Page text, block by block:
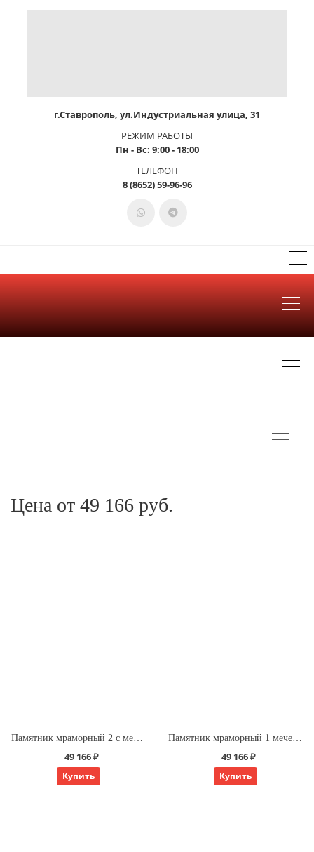
г.Ставрополь, ул.Индустриальная улица, 31
РЕЖИМ РАБОТЫ
Пн - Вс: 9:00 - 18:00
ТЕЛЕФОН
8 (8652) 59-96-96
Цена от 49 166 руб.
Памятник мраморный 2 с мечетью слева
49 166 ₽
Купить
Памятник мраморный 1 мечеть с горой
49 166 ₽
Купить